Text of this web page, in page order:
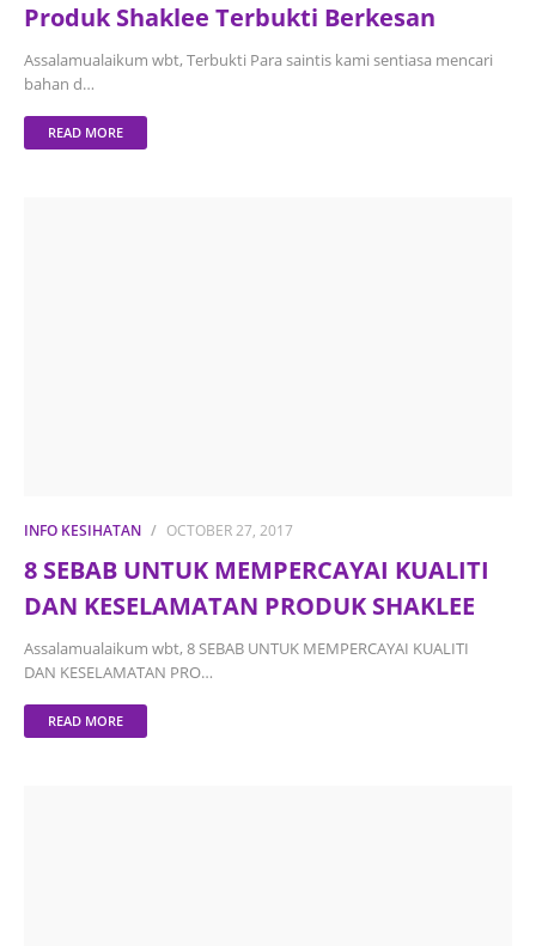
Produk Shaklee Terbukti Berkesan
Assalamualaikum wbt, Terbukti Para saintis kami sentiasa mencari
bahan d…
READ MORE
INFO KESIHATAN OCTOBER 27, 2017
8 SEBAB UNTUK MEMPERCAYAI KUALITI
DAN KESELAMATAN PRODUK SHAKLEE
Assalamualaikum wbt, 8 SEBAB UNTUK MEMPERCAYAI KUALITI
DAN KESELAMATAN PRO…
READ MORE